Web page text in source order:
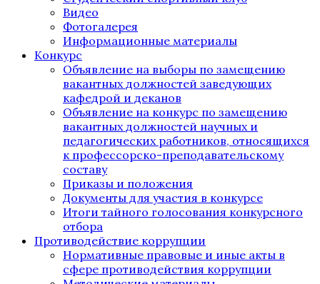
Видео
Фотогалерея
Информационные материалы
Конкурс
Объявление на выборы по замещению
вакантных должностей заведующих
кафедрой и деканов
Объявление на конкурс по замещению
вакантных должностей научных и
педагогических работников, относящихся
к профессорско-преподавательскому
составу
Приказы и положения
Документы для участия в конкурсе
Итоги тайного голосования конкурсного
отбора
Противодействие коррупции
Нормативные правовые и иные акты в
сфере противодействия коррупции